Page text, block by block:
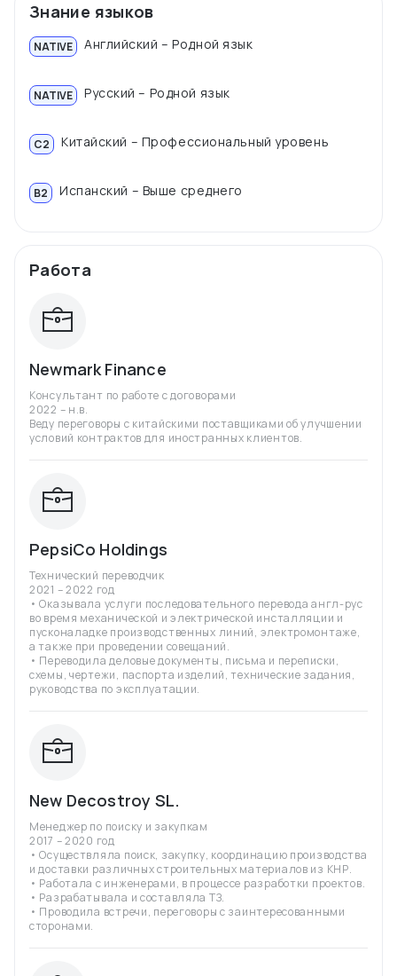
Знание языков
NATIVE Английский – Родной язык
NATIVE Русский – Родной язык
C2 Китайский – Профессиональный уровень
B2 Испанский – Выше среднего
Работа
Newmark Finance
Консультант по работе с договорами
2022 – н.в.
Веду переговоры с китайскими поставщиками об улучшении
условий контрактов для иностранных клиентов.
PepsiCo Holdings
Технический переводчик
2021 – 2022 год
• Оказывала услуги последовательного перевода англ-рус
во время механической и электрической инсталляции и
пусконаладке производственных линий, электромонтаже,
а также при проведении совещаний.
• Переводила деловые документы, письма и переписки,
схемы, чертежи, паспорта изделий, технические задания,
руководства по эксплуатации.
New Decostroy SL.
Менеджер по поиску и закупкам
2017 – 2020 год
• Осуществляла поиск, закупку, координацию производства
и доставки различных строительных материалов из КНР.
• Работала с инженерами, в процессе разработки проектов.
• Разрабатывала и составляла ТЗ.
• Проводила встречи, переговоры с заинтересованными
сторонами.